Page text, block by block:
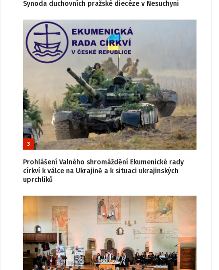
Synoda duchovních pražské diecéze v Nesuchyni
3
Prohlášení Valného shromáždění Ekumenické rady
církví k válce na Ukrajině a k situaci ukrajinských
uprchlíků